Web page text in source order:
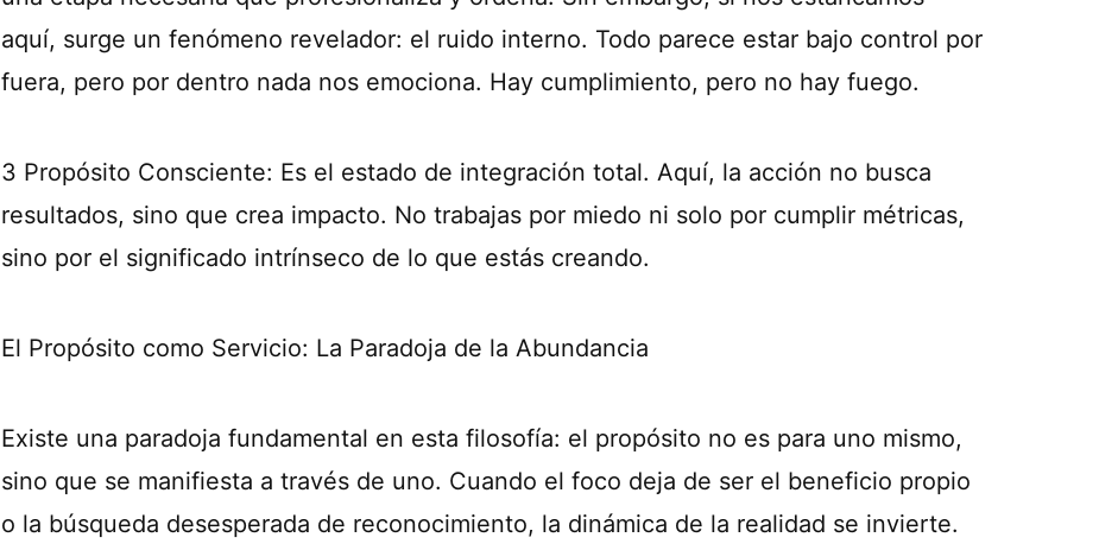
aquí, surge un fenómeno revelador: el ruido interno. Todo parece estar bajo control por
fuera, pero por dentro nada nos emociona. Hay cumplimiento, pero no hay fuego.
3 Propósito Consciente: Es el estado de integración total. Aquí, la acción no busca
resultados, sino que crea impacto. No trabajas por miedo ni solo por cumplir métricas,
sino por el significado intrínseco de lo que estás creando.
El Propósito como Servicio: La Paradoja de la Abundancia
Existe una paradoja fundamental en esta filosofía: el propósito no es para uno mismo,
sino que se manifiesta a través de uno. Cuando el foco deja de ser el beneficio propio
o la búsqueda desesperada de reconocimiento, la dinámica de la realidad se invierte.